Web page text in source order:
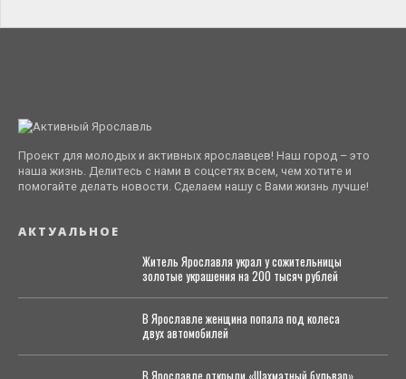
Проект для молодых и активных ярославцев! Наш город – это
наша жизнь. Делитесь с нами в соцсетях всем, чем хотите и
помогайте делать новости. Сделаем нашу с Вами жизнь лучше!
АКТУАЛЬНОЕ
Житель Ярославля украл у сожительницы
золотые украшения на 200 тысяч рублей
В Ярославле женщина попала под колеса
двух автомобилей